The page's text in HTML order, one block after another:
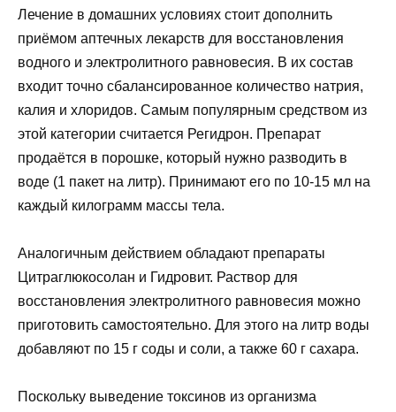
Лечение в домашних условиях стоит дополнить
приёмом аптечных лекарств для восстановления
водного и электролитного равновесия. В их состав
входит точно сбалансированное количество натрия,
калия и хлоридов. Самым популярным средством из
этой категории считается Регидрон. Препарат
продаётся в порошке, который нужно разводить в
воде (1 пакет на литр). Принимают его по 10-15 мл на
каждый килограмм массы тела.
Аналогичным действием обладают препараты
Цитраглюкосолан и Гидровит. Раствор для
восстановления электролитного равновесия можно
приготовить самостоятельно. Для этого на литр воды
добавляют по 15 г соды и соли, а также 60 г сахара.
Поскольку выведение токсинов из организма